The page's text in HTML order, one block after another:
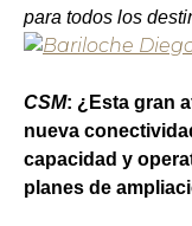
para todos los
CSM: ¿Esta gran
nueva
capacidad y
planes de